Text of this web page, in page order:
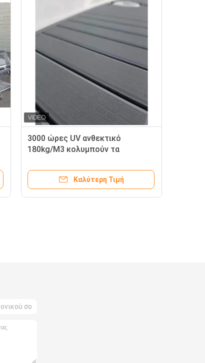
3000 ώρες UV ανθεκτικό
180kg/M3 κολυμπούν τα
Καλύτερη Τιμή